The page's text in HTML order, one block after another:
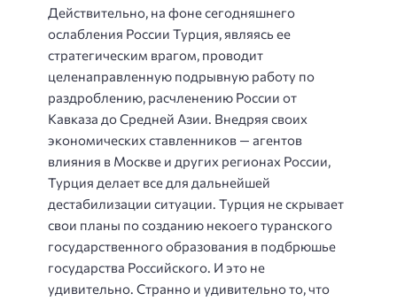
Действительно, на фоне сегодняшнего
ослабления России Турция, являясь ее
стратегическим врагом, проводит
целенаправленную подрывную работу по
раздроблению, расчленению России от
Кавказа до Средней Азии. Внедряя своих
экономических ставленников — агентов
влияния в Москве и других регионах России,
Турция делает все для дальнейшей
дестабилизации ситуации. Турция не скрывает
свои планы по созданию некоего туранского
государственного образования в подбрюшье
государства Российского. И это не
удивительно. Странно и удивительно то, что